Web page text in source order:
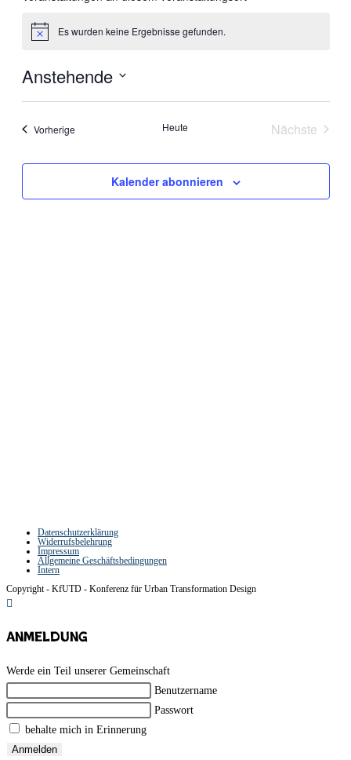
HinweisEs wurden keine Ergebnisse gefunden.
Anstehende
VorherigeVeranstaltungen Heute
Nächste
Kalender abonnieren
Datenschutzerklärung
Widerrufsbelehrung
Impressum
Allgemeine Geschäftsbedingungen
Intern
Copyright - KfUTD - Konferenz für Urban Transformation Design
Anmeldung
Werde ein Teil unserer Gemeinschaft
Benutzername
Passwort
behalte mich in Erinnerung
Anmelden